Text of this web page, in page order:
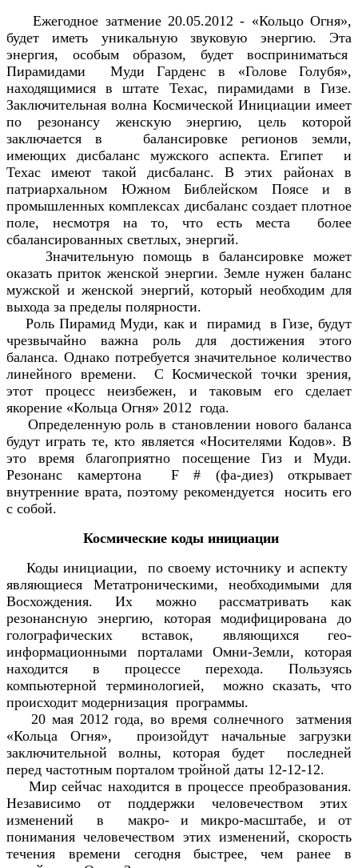
Ежегодное затмение 20.05.2012 - «Кольцо Огня»,
будет иметь уникальную звуковую энергию. Эта
энергия, особым образом, будет восприниматься
Пирамидами Муди Гарденс в «Голове Голубя»,
находящимися в штате Техас, пирамидами в Гизе.
Заключительная волна Космической Инициации имеет
по резонансу женскую энергию, цель которой
заключается в балансировке регионов земли,
имеющих дисбаланс мужского аспекта. Египет и
Техас имеют такой дисбаланс. В этих районах в
патриархальном Южном Библейском Поясе и в
промышленных комплексах дисбаланс создает плотное
поле, несмотря на то, что есть места более
сбалансированных светлых, энергий.
Значительную помощь в балансировке может
оказать приток женской энергии. Земле нужен баланс
мужской и женской энергий, который необходим для
выхода за пределы полярности.
Роль Пирамид Mуди, как и пирамид в Гизе, будут
чрезвычайно важна роль для достижения этого
баланса. Однако потребуется значительное количество
линейного времени. С Космической точки зрения,
этот процесс неизбежен, и таковым его сделает
якорение «Кольца Огня» 2012 года.
Определенную роль в становлении нового баланса
будут играть те, кто является «Носителями Кодов». В
это время благоприятно посещение Гиз и Муди.
Резонанс камертона F # (фа-диез) открывает
внутренние врата, поэтому рекомендуется носить его
с собой.
Космические коды инициации
Коды инициации, по своему источнику и аспекту
являющиеся Метатроническими, необходимыми для
Восхождения. Их можно рассматривать как
резонансную энергию, которая модифицирована до
голографических вставок, являющихся гео-
информационными порталами Омни-Земли, которая
находится в процессе перехода. Пользуясь
компьютерной терминологией, можно сказать, что
происходит модернизация программы.
20 мая 2012 года, во время солнечного затмения
«Кольца Огня», произойдут начальные загрузки
заключительной волны, которая будет последней
перед частотным порталом тройной даты 12-12-12.
Мир сейчас находится в процессе преобразования.
Независимо от поддержки человечеством этих
изменений в макро- и микро-масштабе, и от
понимания человечеством этих изменений, скорость
течения времени сегодня быстрее, чем ранее в